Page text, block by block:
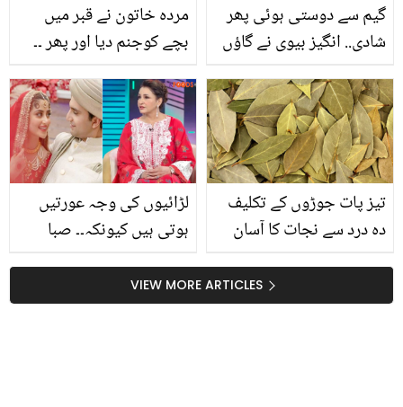
مردہ خاتون نے قبر میں
بچے کوجنم دیا اور پھر ۔۔
قبر کھودی تو اندر کیا منظر
دیکھا؟ وائرل ویڈیو
دیکھیے
گیم سے دوستی ہوئی پھر
شادی.. انگیز بیوی نے گاؤں
جیتا؟ دلچسپ کہانی
لڑائیوں کی وجہ عورتیں
ہوتی ہیں کیونکہ۔۔ صبا
طلاقوں کا ملبہ خواتین پر
ڈالتے ہوئے کیا کچھ کہہ
تیز پات جوڑوں کے تکلیف
دہ درد سے نجات کا آسان
VIEW MORE ARTICLES